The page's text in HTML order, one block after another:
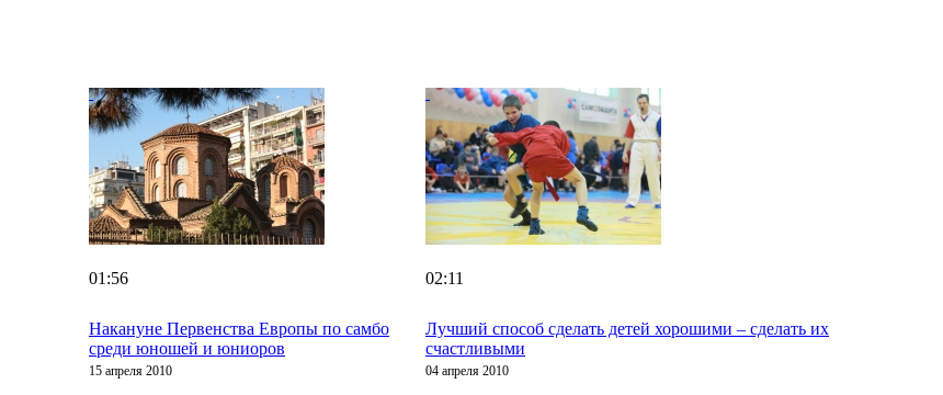
01:56
Накануне Первенства Европы по самбо
среди юношей и юниоров
15 апреля 2010
02:11
Лучший способ сделать детей хорошими – сделать их
счастливыми
04 апреля 2010